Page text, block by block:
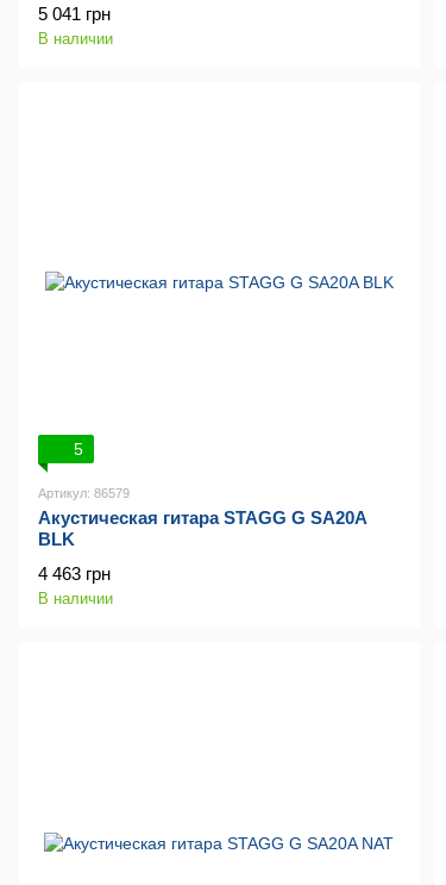
5 041 грн
В наличии
5
Артикул: 86579
Акустическая гитара STAGG G SA20A
BLK
4 463 грн
В наличии